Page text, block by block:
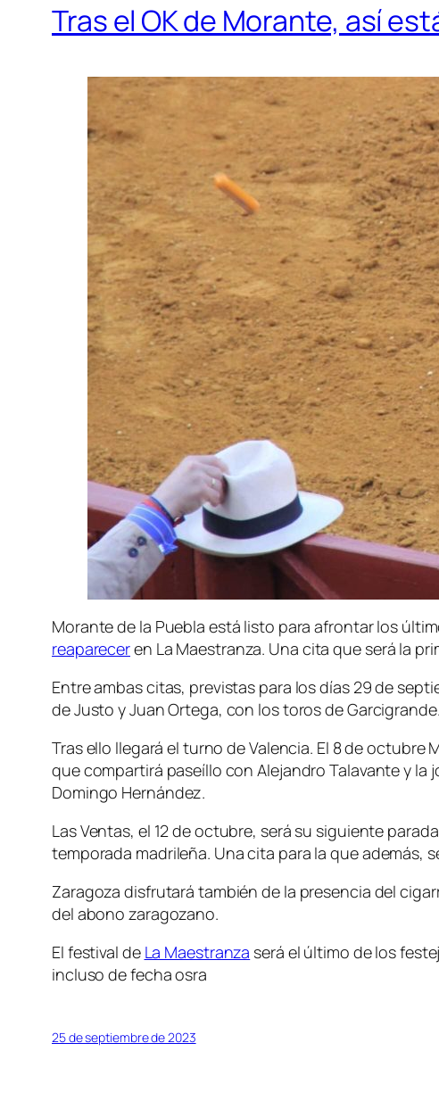
Tras el OK de Morante, así
Morante de la Puebla está listo para afrontar los
reapareceren La Maestranza. Una cita que será la
Entre ambas citas, previstas para los días 29 de
de Justo y Juan Ortega, con los toros de Garcigrande.
Tras ello llegará el turno de Valencia. El 8 de
que compartirá paseíllo con Alejandro Talavante y
Domingo Hernández.
Las Ventas, el 12 de octubre, será su siguiente
temporada madrileña. Una cita para la que además,
Zaragoza disfrutará también de la presencia del
del abono zaragozano.
El festival de La Maestranza será el último de los
incluso de fecha osra
25 de septiembre de 2023